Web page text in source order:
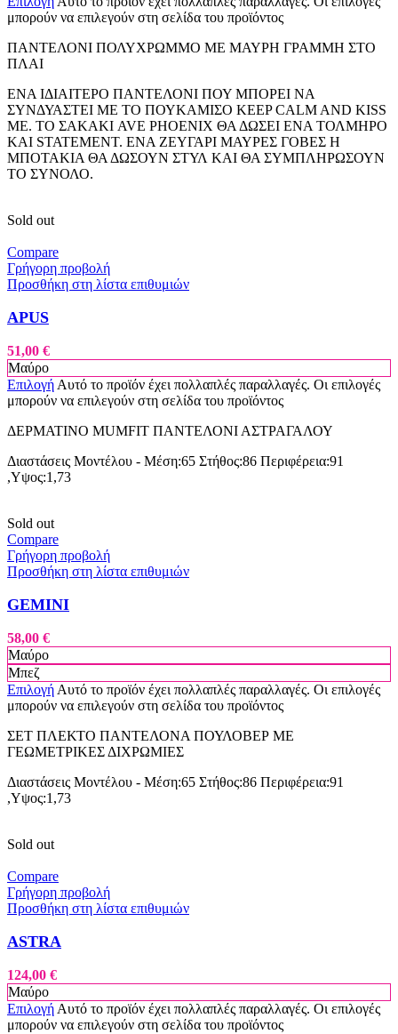
μπορούν να επιλεγούν στη σελίδα του προϊόντος
ΠΑΝΤΕΛΟΝΙ ΠΟΛΥΧΡΩΜΜΟ ΜΕ ΜΑΥΡΗ ΓΡΑΜΜΗ ΣΤΟ
ΠΛΑΙ
ΕΝΑ ΙΔΙΑΙΤΕΡΟ ΠΑΝΤΕΛΟΝΙ ΠΟΥ ΜΠΟΡΕΙ ΝΑ
ΣΥΝΔΥΑΣΤΕΙ ΜΕ ΤΟ ΠΟΥΚΑΜΙΣΟ KEEP CALM AND KISS
ME. ΤΟ ΣΑΚΑΚΙ AVE PHOENIX ΘΑ ΔΩΣΕΙ ΕΝΑ ΤΟΛΜΗΡΟ
ΚΑΙ STATEMENT. ΕΝΑ ΖΕΥΓΑΡΙ ΜΑΥΡΕΣ ΓΟΒΕΣ Η
ΜΠΟΤΑΚΙΑ ΘΑ ΔΩΣΟΥΝ ΣΤΥΛ ΚΑΙ ΘΑ ΣΥΜΠΛΗΡΩΣΟΥΝ
ΤΟ ΣΥΝΟΛΟ.
Sold out
Compare
Γρήγορη προβολή
Προσθήκη στη λίστα επιθυμιών
APUS
51,00 €
Μαύρο
Επιλογή Αυτό το προϊόν έχει πολλαπλές παραλλαγές. Οι επιλογές
μπορούν να επιλεγούν στη σελίδα του προϊόντος
ΔΕΡΜΑΤΙΝΟ MUMFIT ΠΑΝΤΕΛΟΝΙ ΑΣΤΡΑΓΑΛΟΥ
Διαστάσεις Μοντέλου - Μέση:65 Στήθος:86 Περιφέρεια:91
,Υψος:1,73
Sold out
Compare
Γρήγορη προβολή
Προσθήκη στη λίστα επιθυμιών
GEMINI
58,00 €
Μαύρο
Μπεζ
Επιλογή Αυτό το προϊόν έχει πολλαπλές παραλλαγές. Οι επιλογές
μπορούν να επιλεγούν στη σελίδα του προϊόντος
ΣΕΤ ΠΛΕΚΤΟ ΠΑΝΤΕΛΟΝΑ ΠΟΥΛΟΒΕΡ ΜΕ
ΓΕΩΜΕΤΡΙΚΕΣ ΔΙΧΡΩΜΙΕΣ
Διαστάσεις Μοντέλου - Μέση:65 Στήθος:86 Περιφέρεια:91
,Υψος:1,73
Sold out
Compare
Γρήγορη προβολή
Προσθήκη στη λίστα επιθυμιών
ASTRA
124,00 €
Μαύρο
Επιλογή Αυτό το προϊόν έχει πολλαπλές παραλλαγές. Οι επιλογές
μπορούν να επιλεγούν στη σελίδα του προϊόντος